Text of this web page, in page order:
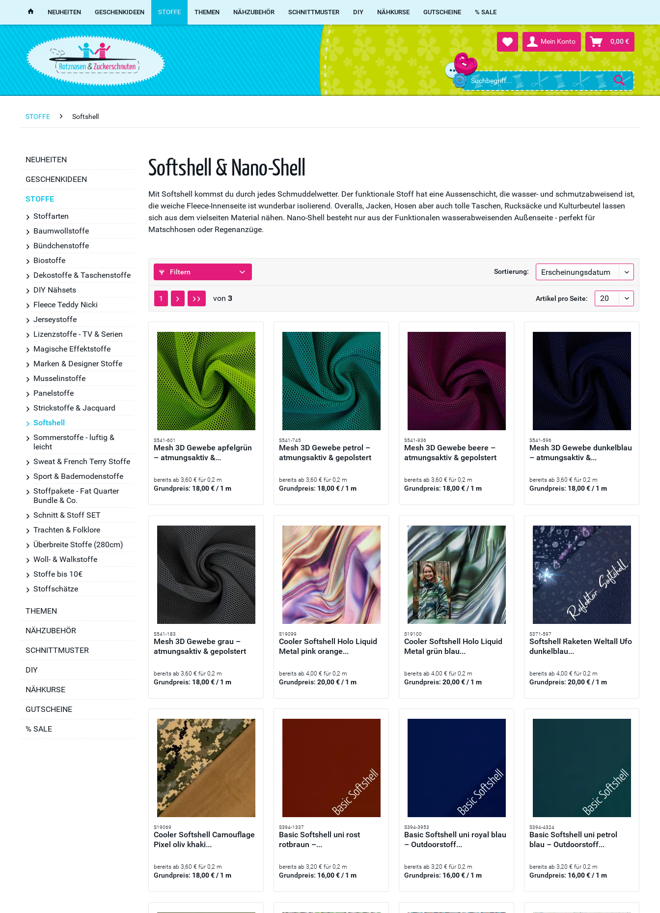
Mein Konto 0,00 €
NEUHEITEN GESCHENKIDEEN STOFFE THEMEN NÄHZUBEHÖR SCHNITTMUSTER DIY NÄHKURSE GUTSCHEINE % SALE
STOFFE Softshell
NEUHEITEN
GESCHENKIDEEN
STOFFE
Stoffarten
Baumwollstoffe
Bündchenstoffe
Biostoffe
Dekostoffe & Taschenstoffe
DIY Nähsets
Fleece Teddy Nicki
Jerseystoffe
Lizenzstoffe - TV & Serien
Magische Effektstoffe
Marken & Designer Stoffe
Musselinstoffe
Panelstoffe
Strickstoffe & Jacquard
Softshell
Sommerstoffe - luftig &
leicht
Sweat & French Terry Stoffe
Sport & Bademodenstoffe
Stoffpakete - Fat Quarter
Bundle & Co.
Schnitt & Stoff SET
Trachten & Folklore
Überbreite Stoffe (280cm)
Woll- & Walkstoffe
Stoffe bis 10€
Stoffschätze
THEMEN
NÄHZUBEHÖR
SCHNITTMUSTER
DIY
NÄHKURSE
GUTSCHEINE
% SALE
Softshell & Nano-Shell
Mit Softshell kommst du durch jedes Schmuddelwetter. Der funktionale Stoff hat eine Aussenschicht, die wasser- und schmutzabweisend ist,
die weiche Fleece-Innenseite ist wunderbar isolierend. Overalls, Jacken, Hosen aber auch tolle Taschen, Rucksäcke und Kulturbeutel lassen
sich aus dem vielseiten Material nähen. Nano-Shell besteht nur aus der Funktionalen wasserabweisenden Außenseite - perfekt für
Matschhosen oder Regenanzüge.
Filtern Sortierung:
1 von 3 Artikel pro Seite:
S541-601
Mesh 3D Gewebe apfelgrün
– atmungsaktiv &...
bereits ab 3,60 € für 0,2 m
Grundpreis: 18,00 € / 1 m
S541-745
Mesh 3D Gewebe petrol –
atmungsaktiv & gepolstert
bereits ab 3,60 € für 0,2 m
Grundpreis: 18,00 € / 1 m
S541-936
Mesh 3D Gewebe beere –
atmungsaktiv & gepolstert
bereits ab 3,60 € für 0,2 m
Grundpreis: 18,00 € / 1 m
S541-596
Mesh 3D Gewebe dunkelblau
– atmungsaktiv &...
bereits ab 3,60 € für 0,2 m
Grundpreis: 18,00 € / 1 m
S541-183
Mesh 3D Gewebe grau –
atmungsaktiv & gepolstert
bereits ab 3,60 € für 0,2 m
Grundpreis: 18,00 € / 1 m
S19099
Cooler Softshell Holo Liquid
Metal pink orange...
bereits ab 4,00 € für 0,2 m
Grundpreis:20,00 € / 1 m
S19100
Cooler Softshell Holo Liquid
Metal grün blau...
bereits ab 4,00 € für 0,2 m
Grundpreis:20,00 € / 1 m
S371-597
Softshell Raketen Weltall Ufo
dunkelblau...
bereits ab 4,00 € für 0,2 m
Grundpreis:20,00 € / 1 m
S19069
Cooler Softshell Camouflage
Pixel oliv khaki...
bereits ab 3,60 € für 0,2 m
Grundpreis: 18,00 € / 1 m
S394-1337
Basic Softshell uni rost
rotbraun –...
bereits ab 3,20 € für 0,2 m
Grundpreis: 16,00 € / 1 m
S394-3953
Basic Softshell uni royal blau
– Outdoorstoff...
bereits ab 3,20 € für 0,2 m
Grundpreis: 16,00 € / 1 m
S394-4324
Basic Softshell uni petrol
blau – Outdoorstoff...
bereits ab 3,20 € für 0,2 m
Grundpreis: 16,00 € / 1 m